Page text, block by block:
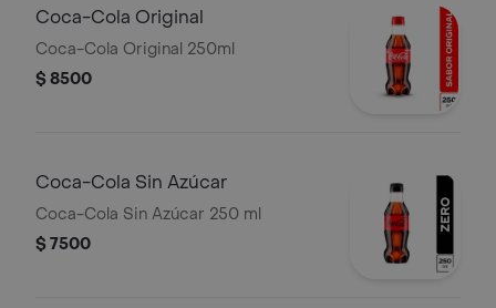
Coca-Cola Original
Coca-Cola Original 250ml
$ 8500
Coca-Cola Sin Azúcar
Coca-Cola Sin Azúcar 250 ml
$ 7500